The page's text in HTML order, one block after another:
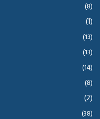
(8)
(1)
(13)
(13)
(14)
(8)
(2)
(38)